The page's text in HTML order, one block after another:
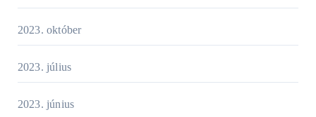
2023. október
2023. július
2023. június